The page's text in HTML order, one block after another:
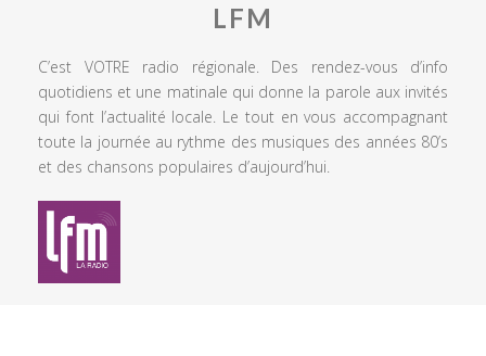
LFM
C’est VOTRE radio régionale. Des rendez-vous d’info
quotidiens et une matinale qui donne la parole aux invités
qui font l’actualité locale. Le tout en vous accompagnant
toute la journée au rythme des musiques des années 80’s
et des chansons populaires d’aujourd’hui.